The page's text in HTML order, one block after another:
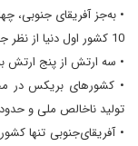
• به‌جز آفریقای جنوبی،
10 کشور اول دنیا از نظر جمعیت و تولید ناخالص داخلی هستند
• سه ارتش از پنج ارتش
تولید ناخالص ملی و
• آفریقای‌جنوبی تنها